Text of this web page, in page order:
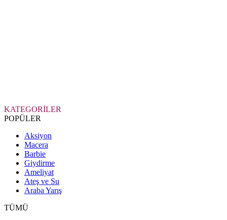
KATEGORİLER
POPÜLER
Aksiyon
Macera
Barbie
Giydirme
Ameliyat
Ateş ve Su
Araba Yarış
TÜMÜ